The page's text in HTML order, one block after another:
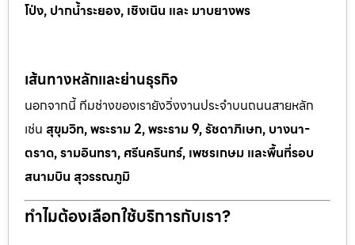
โป่ง, ปากน้ำระยอง, เชิงเนิน และ มาบยางพร
เส้นทางหลักและย่านธุรกิจ
นอกจากนี้ ทีมช่างของเรายังวิ่งงานประจำบนถนนสายหลัก
เช่น สุขุมวิท, พระราม 2, พระราม 9, รัชดาภิเษก, บางนา-
ตราด, รามอินทรา, ศรีนครินทร์, เพชรเกษม และพื้นที่รอบ
สนามบิน สุวรรณภูมิ
ทำไมต้องเลือกใช้บริการกับเรา?